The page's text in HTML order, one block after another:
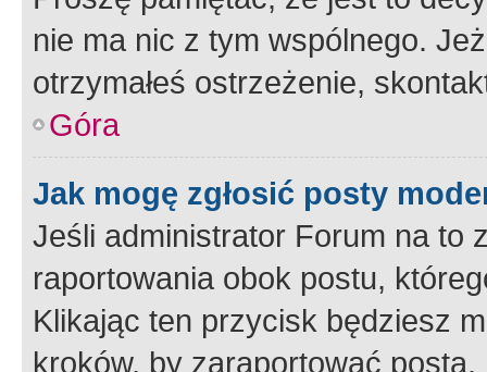
nie ma nic z tym wspólnego.
otrzymałeś ostrzeżenie,
Góra
Jak mogę zgłosić posty
Jeśli administrator Forum na to
raportowania obok postu,
Klikając ten przycisk będziesz
kroków, by zaraportować posta.